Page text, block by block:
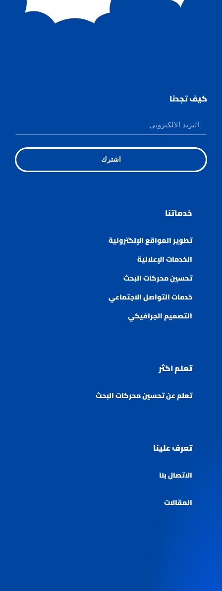
كيف تجدنا
اشترك
خدماتنا
تطوير المواقع الإلكترونية
الخدمات الإعلانية
تحسين محركات البحث
خدمات التواصل الاجتماعي
التصميم الجرافيكي
تعلم اكثر
تعلم عن تحسين محركات البحث
تعرف علينا
الاتصال بنا
المقالات